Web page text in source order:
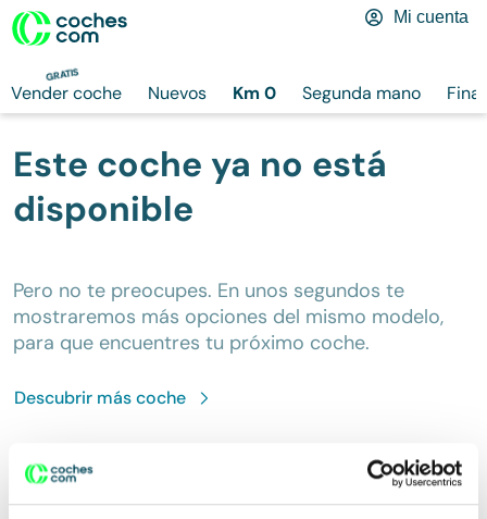
GRATIS
Vender coche Nuevos Km 0 Segunda mano
Mi cuenta
Este coche ya no está
disponible
Pero no te preocupes. En unos segundos te
mostraremos más opciones del mismo modelo,
para que encuentres tu próximo coche.
Descubrir máscoche